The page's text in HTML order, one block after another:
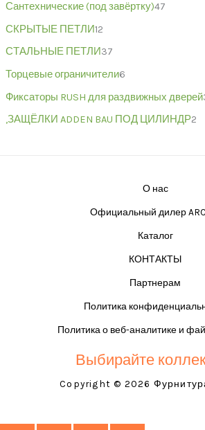
Сантехнические (под завёртку)47
СКРЫТЫЕ ПЕТЛИ12
СТАЛЬНЫЕ ПЕТЛИ37
Торцевые ограничители6
Фиксаторы RUSH для раздвижных дверей
,ЗАЩЁЛКИ ADDEN BAU ПОД ЦИЛИНДР2
О нас
Официальный дилер
Каталог
КОНТАКТЫ
Партнерам
Политика
Политика о веб-аналитике и
Выбирайте
Copyright © 2026